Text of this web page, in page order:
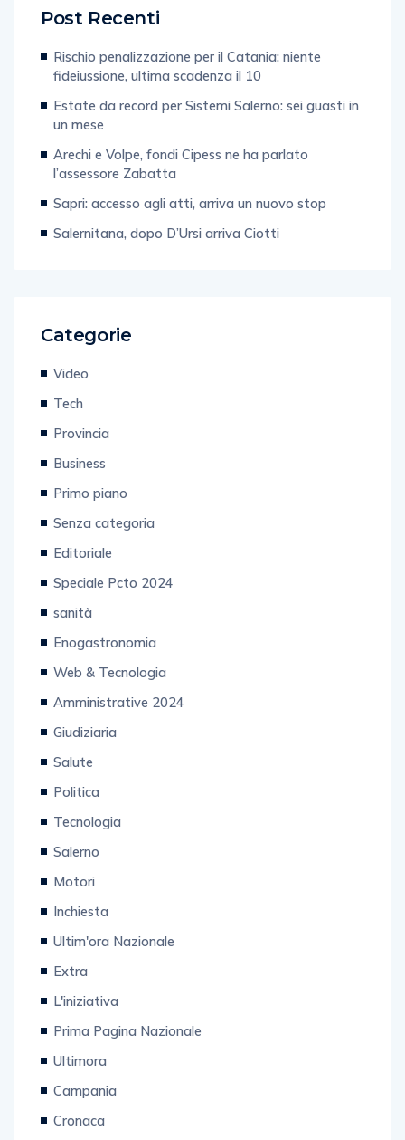
Post Recenti
Rischio penalizzazione per il Catania: niente
fideiussione, ultima scadenza il 10
Estate da record per Sistemi Salerno: sei guasti in
un mese
Arechi e Volpe, fondi Cipess ne ha parlato
l’assessore Zabatta
Sapri: accesso agli atti, arriva un nuovo stop
Salernitana, dopo D’Ursi arriva Ciotti
Categorie
Video
Tech
Provincia
Business
Primo piano
Senza categoria
Editoriale
Speciale Pcto 2024
sanità
Enogastronomia
Web & Tecnologia
Amministrative 2024
Giudiziaria
Salute
Politica
Tecnologia
Salerno
Motori
Inchiesta
Ultim'ora Nazionale
Extra
L'iniziativa
Prima Pagina Nazionale
Ultimora
Campania
Cronaca